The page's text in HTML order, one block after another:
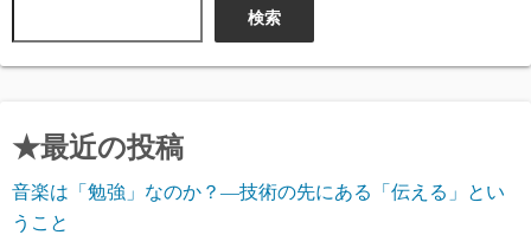
検索
★最近の投稿
音楽は「勉強」なのか？―技術の先にある「伝える」とい
うこと